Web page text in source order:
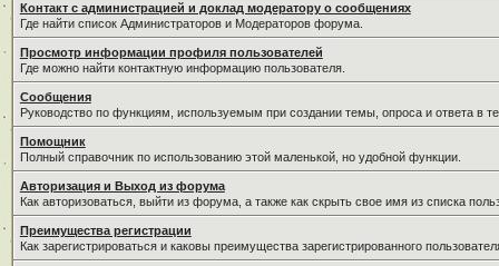
Контакт с администрацией и доклад модератору о сообщениях
Где найти список Администраторов и Модераторов форума.
Просмотр информации профиля пользователей
Где можно найти контактную информацию пользователя.
Сообщения
Руководство по функциям, используемым при создании темы, опроса и ответа в
Помощник
Полный справочник по использованию этой маленькой, но удобной функции.
Авторизация и Выход из форума
Как авторизоваться, выйти из форума, а также как скрыть свое имя из списка
Преимущества регистрации
Как зарегистрироваться и каковы преимущества зарегистрированного